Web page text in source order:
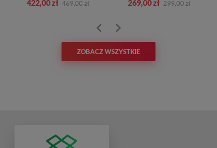
422,00 zł 469,00 zł 269,00 zł 299,00 zł
ZOBACZ WSZYSTKIE